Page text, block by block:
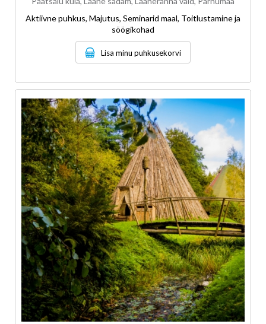
Aktiivne puhkus, Majutus, Seminarid maal, Toitlustamine ja
söögikohad
Lisa minu puhkusekorvi